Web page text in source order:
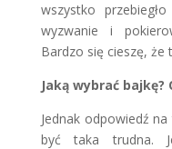
wszystko
wyzwanie i
Bardzo się cieszę, że
Jaką wybrać
Jednak odpowiedź
być taka trudna.